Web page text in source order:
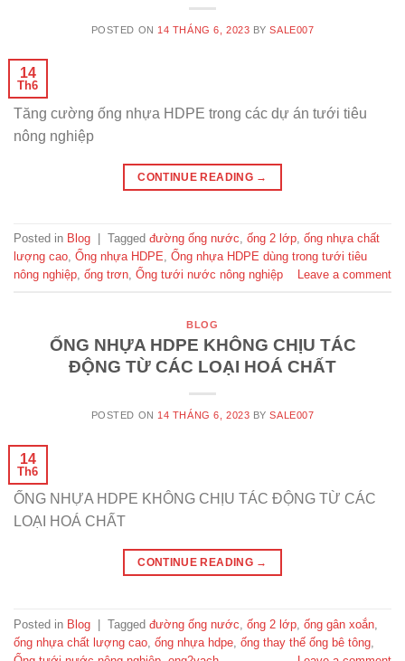
POSTED ON 14 THÁNG 6, 2023 BYSALE007
14
Th6
Tăng cường ống nhựa HDPE trong các dự án tưới tiêu
nông nghiệp
CONTINUE READING →
Posted in Blog Tagged đường ống nước ống 2 lớp ống nhựa chất
lượng cao Ống nhựa HDPE Ống nhựa HDPE dùng trong tưới tiêu
nông nghiệp ống trơn Ống tưới nước nông nghiệp Leave a comment
BLOG
ỐNG NHỰA HDPE KHÔNG CHỊU TÁC
ĐỘNG TỪ CÁC LOẠI HOÁ CHẤT
POSTED ON 14 THÁNG 6, 2023 BYSALE007
14
Th6
ỐNG NHỰA HDPE KHÔNG CHỊU TÁC ĐỘNG TỪ CÁC
LOẠI HOÁ CHẤT
CONTINUE READING →
Posted in Blog | Tagged đường ống nước ống 2 lớp ống gân xoắn
ống nhựa chất lượng cao ống nhựa hdpe ống thay thế ống bê tông